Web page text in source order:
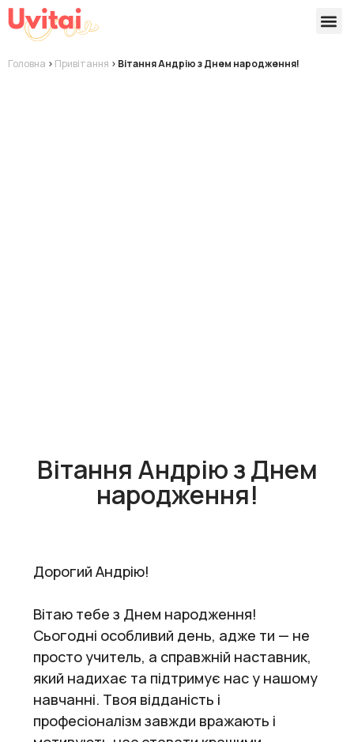
Головна > Привітання > Вітання Андрію з Днем народження!
Вітання Андрію з Днем
народження!
Дорогий Андрію!
Вітаю тебе з Днем народження!
Сьогодні особливий день, адже ти — не
просто учитель, а справжній наставник,
який надихає та підтримує нас у нашому
навчанні. Твоя відданість і
професіоналізм завжди вражають і